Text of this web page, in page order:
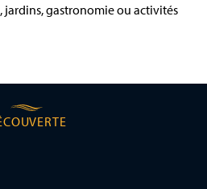
jardins, gastronomie ou activités